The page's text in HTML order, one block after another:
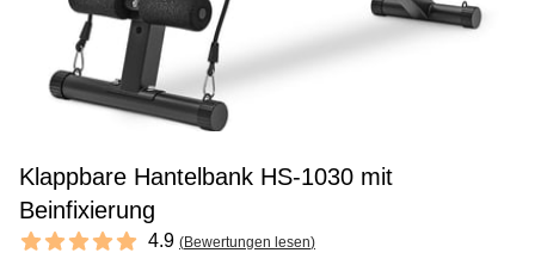
Klappbare Hantelbank HS-1030 mit
Beinfixierung
Reviews
4.9 out of 5 stars 4.9 (Bewertungen lesen)